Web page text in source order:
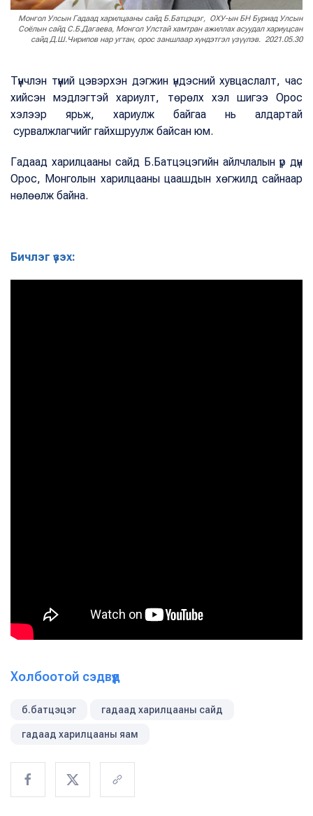
Монгол Улсын Гадаад харилцааны сайд Б.Батцэцэг, ОХУ-ын БН Буриад Улсын
Соёлын сайд С.Б.Дагаева, Монгол Улстай хамтран ажиллах асуудал хариуцсан
сайд Д.Ш.Чирипов нар угтан, орос заншлаар хүндэтгэл үзүүлэв. 2021.05.30
Түүнчлэн түүний цэвэрхэн дэгжин үндэсний хувцаслалт, час
хийсэн мэдлэгтэй хариулт, төрөлх хэл шигээ Орос
хэлээр ярьж, хариулж байгаа нь алдартай
сурвалжлагчийг гайхшруулж байсан юм.
Гадаад харилцааны сайд Б.Батцэцэгийн айлчлалын үр дүн
Орос, Монголын харилцааны цаашдын хөгжилд сайнаар
нөлөөлж байна.
Бичлэг үзэх:
Холбоотой сэдвүүд
б.батцэцэг гадаад харилцааны сайд
гадаад харилцааны яам